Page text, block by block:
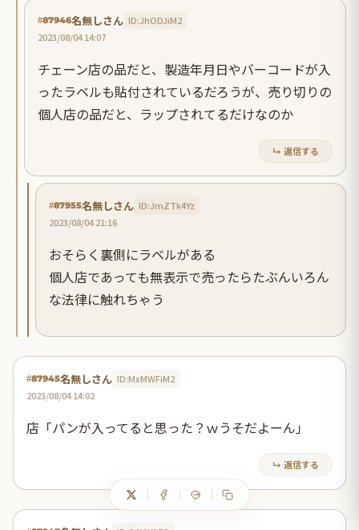
#87946名無しさん ID:JhODJiM2
2023/08/04 14:07
チェーン店の品だと、製造年月日やバーコードが入
ったラベルも貼付されているだろうが、売り切りの
個人店の品だと、ラップされてるだけなのか
↳ 返信する
#87955名無しさん ID:JmZTk4Yz
2023/08/04 21:16
おそらく裏側にラベルがある
個人店であっても無表示で売ったらたぶんいろん
な法律に触れちゃう
#87945名無しさん ID:MxMWFiM2
2023/08/04 14:02
店「パンが入ってると思った？ｗうそだよーん」
↳ 返信する